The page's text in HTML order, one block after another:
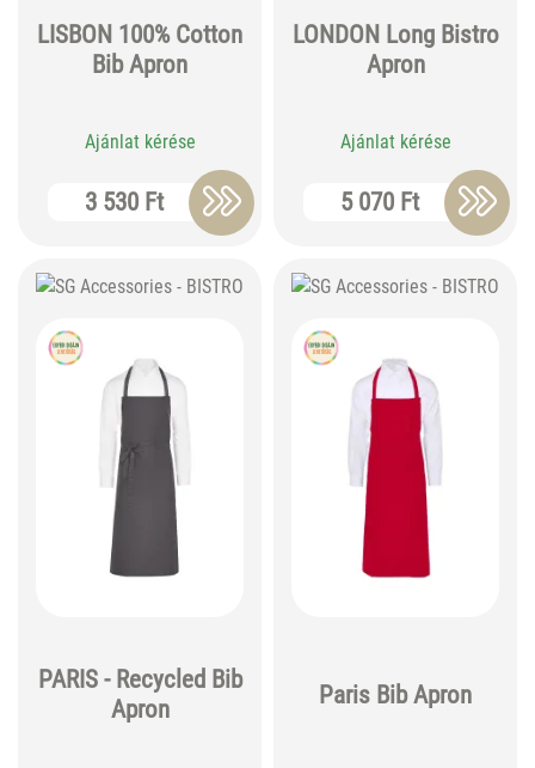
LISBON 100% Cotton
Bib Apron
Ajánlat kérése
3 530 Ft
LONDON Long Bistro
Apron
Ajánlat kérése
5 070 Ft
PARIS - Recycled Bib
Apron
Paris Bib Apron